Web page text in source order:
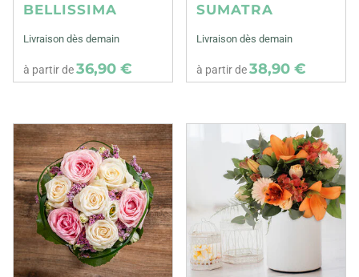
BELLISSIMA
Livraison dès demain
à partir de36,90 €
SUMATRA
Livraison dès demain
à partir de38,90 €